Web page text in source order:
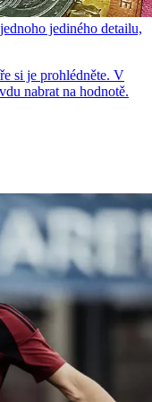
jediného detailu,
si je prohlédněte. V
nabrat na hodnotě.